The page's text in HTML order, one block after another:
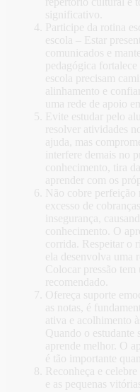
significativo.
Participe da rotina
escola – Estar
comunicados e
pedagógica
escola precisam
alinhamento e
uma rede de apoio
Evite estudar pelo
resolver atividades
ajuda, mas
interfere demais no
conhecimento, tira
aprender com os
Não cobre perfeição
excesso de
insegurança,
conhecimento. O
corrida. Respeitar o
ela desenvolva uma
Colocar pressão
recomendado.
Ofereça suporte
as notas, é
ativa e acolhimento
Quando o estudante
aprende melhor. O
é tão importante
Reconheça e
e as pequenas